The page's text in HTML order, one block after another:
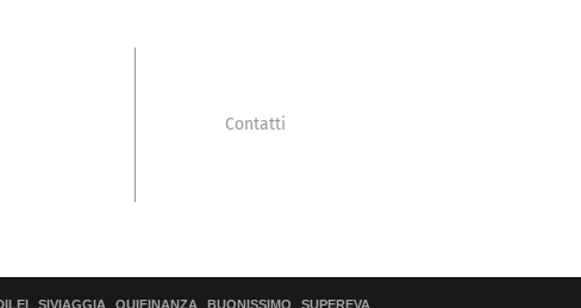
Contatti
SIVIAGGIA QUIFINANZA BUONISSIMO SUPEREVA